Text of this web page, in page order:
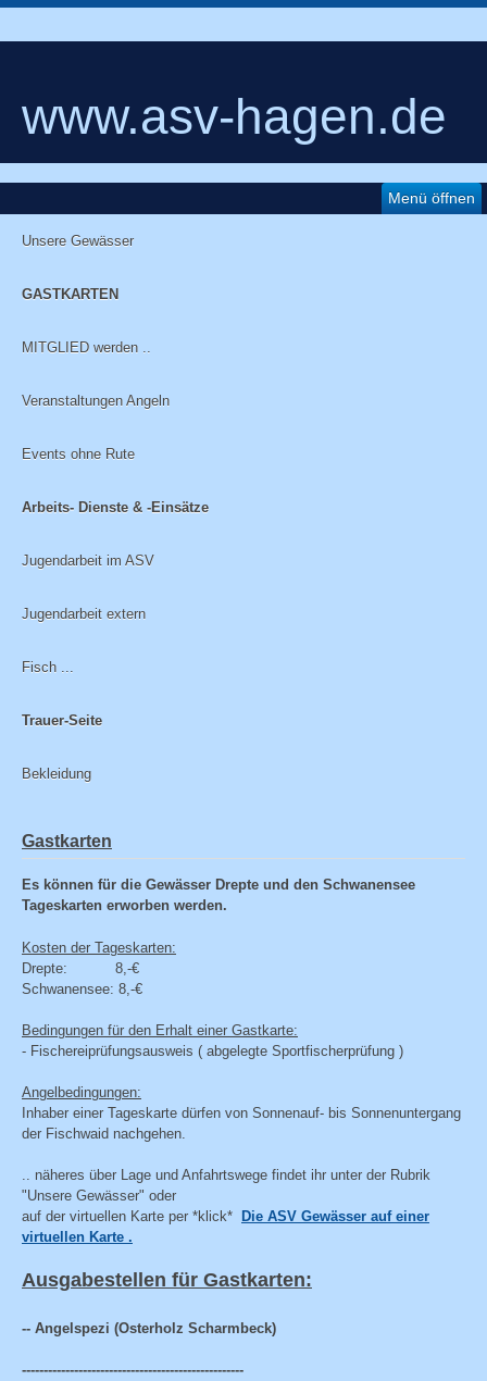
www.asv-hagen.de
Menü öffnen
Unsere Gewässer
GASTKARTEN
MITGLIED werden ..
Veranstaltungen Angeln
Events ohne Rute
Arbeits- Dienste & -Einsätze
Jugendarbeit im ASV
Jugendarbeit extern
Fisch ...
Trauer-Seite
Bekleidung
Gastkarten
Es können für die Gewässer Drepte und den Schwanensee
Tageskarten erworben werden.
Kosten der Tageskarten:
Drepte: 8,-€
Schwanensee: 8,-€
Bedingungen für den Erhalt einer Gastkarte:
- Fischereiprüfungsausweis ( abgelegte Sportfischerprüfung )
Angelbedingungen:
Inhaber einer Tageskarte dürfen von Sonnenauf- bis Sonnenuntergang
der Fischwaid nachgehen.
.. näheres über Lage und Anfahrtswege findet ihr unter der Rubrik
"Unsere Gewässer" oder
auf der virtuellen Karte per *klick*
Die ASV Gewässer auf einer
virtuellen Karte .
Ausgabestellen für Gastkarten:
-- Angelspezi (Osterholz Scharmbeck)
---------------------------------------------------